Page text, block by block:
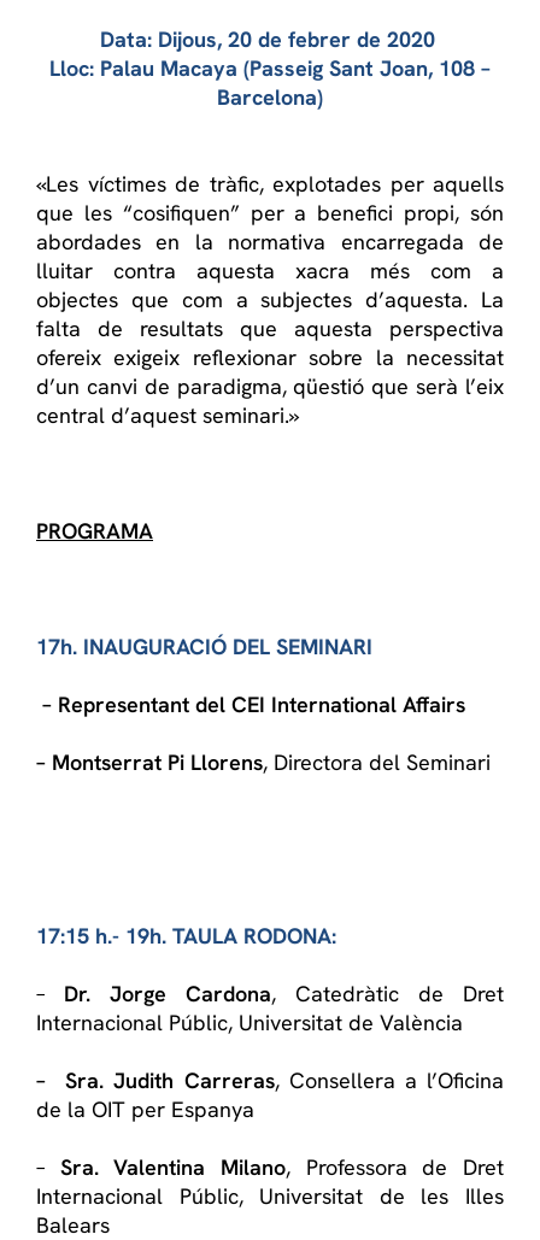
Data: Dijous, 20 de febrer de 2020
Lloc: Palau Macaya (Passeig Sant Joan, 108 –
Barcelona)
«Les víctimes de tràfic, explotades per aquells
que les “cosifiquen” per a benefici propi, són
abordades en la normativa encarregada de
lluitar contra aquesta xacra més com a
objectes que com a subjectes d’aquesta. La
falta de resultats que aquesta perspectiva
ofereix exigeix reflexionar sobre la necessitat
d’un canvi de paradigma, qüestió que serà l’eix
central d’aquest seminari.»
PROGRAMA
17h. INAUGURACIÓ DEL SEMINARI
– Representant del CEI International Affairs
– Montserrat Pi Llorens, Directora del Seminari
17:15 h.- 19h. TAULA RODONA:
– Dr. Jorge Cardona, Catedràtic de Dret
Internacional Públic, Universitat de València
– Sra. Judith Carreras, Consellera a l’Oficina
de la OIT per Espanya
– Sra. Valentina Milano, Professora de Dret
Internacional Públic, Universitat de les Illes
Balears